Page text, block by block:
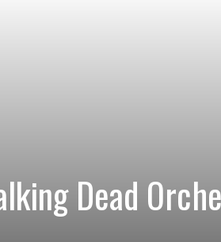
Dead